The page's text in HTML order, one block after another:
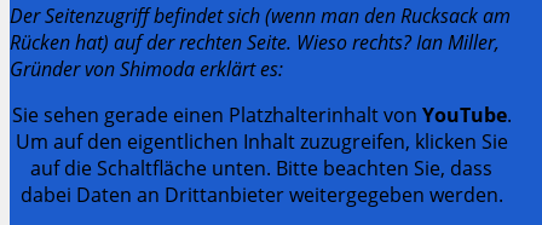
Der Seitenzugriff befindet sich (wenn man den Rucksack am
Rücken hat) auf der rechten Seite. Wieso rechts? Ian Miller,
Gründer von Shimoda erklärt es:
Sie sehen gerade einen Platzhalterinhalt von YouTube.
Um auf den eigentlichen Inhalt zuzugreifen, klicken Sie
auf die Schaltfläche unten. Bitte beachten Sie, dass
dabei Daten an Drittanbieter weitergegeben werden.